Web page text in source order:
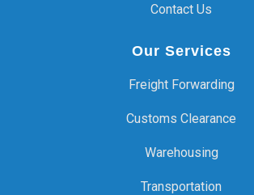
Contact Us
Our Services
Freight Forwarding
Customs Clearance
Warehousing
Transportation